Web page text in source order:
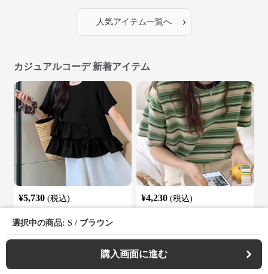
選択中の商品: S / ブラウン
購入画面に進む
人気アイテム一覧へ ›
カジュアルコーデ 新着アイテム
¥5,730 (税込)
半袖トップス 体型カバー夏服
¥4,230 (税込)